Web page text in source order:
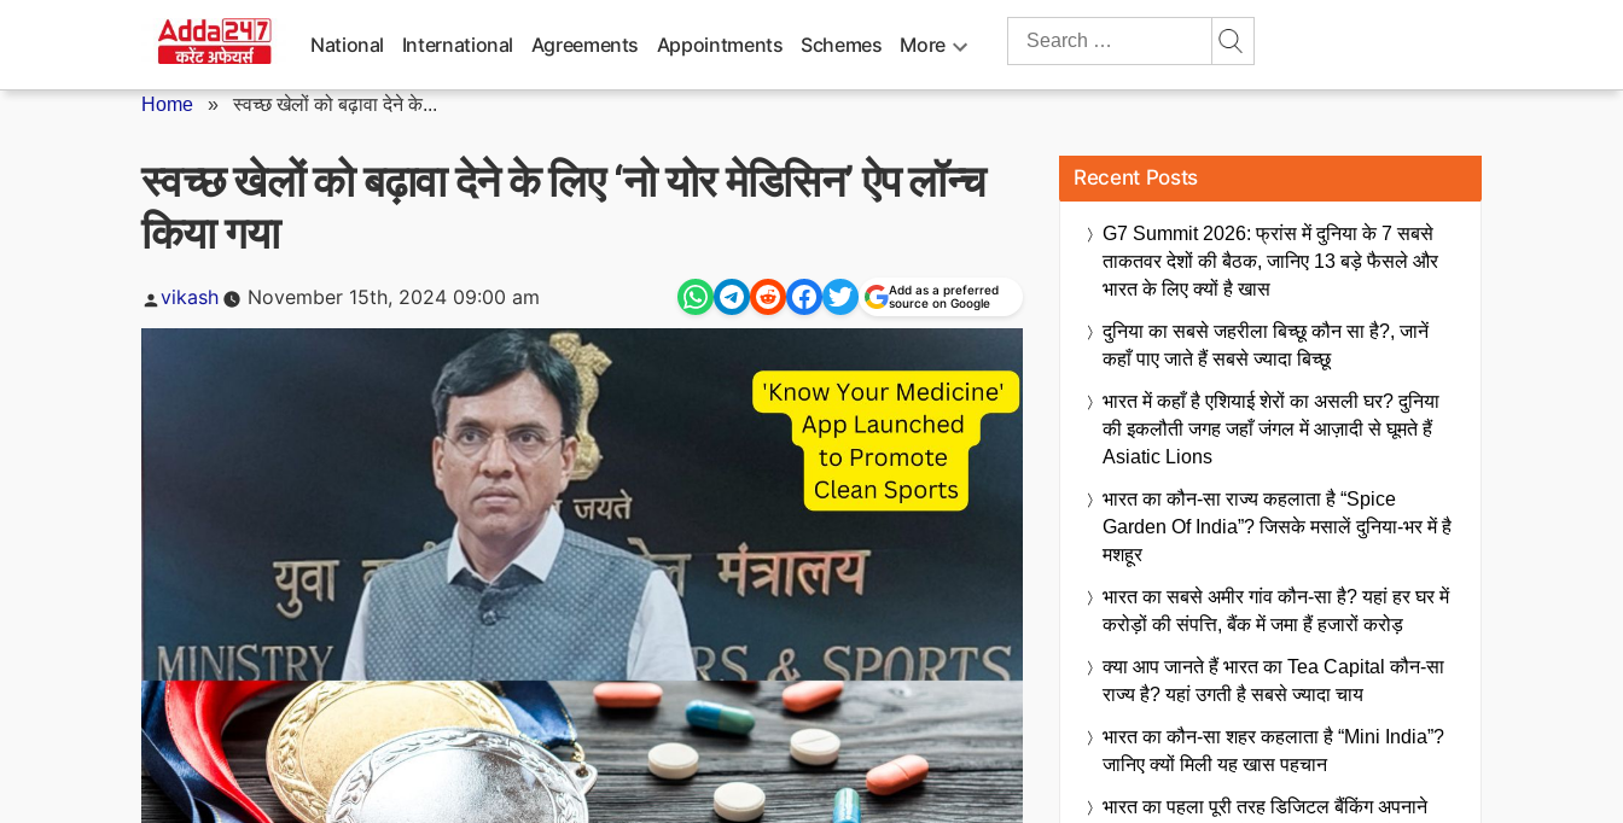
National International Agreements Appointments Schemes More
Search
Home »स्वच्छ खेलों को बढ़ावा देने के...
स्वच्छ खेलों को बढ़ावा देने के लिए ‘नो योर मेडिसिन’ ऐप लॉन्च
किया गया
Posted
vikash November 15th, 2024 09:00 am
Add as a preferred
source on Google
Recent Posts
G7 Summit 2026: फ्रांस में दुनिया के 7 सबसे
ताकतवर देशों की बैठक, जानिए 13 बड़े फैसले और
भारत के लिए क्यों है खास
दुनिया का सबसे जहरीला बिच्छू कौन सा है?, जानें
कहाँ पाए जाते हैं सबसे ज्यादा बिच्छू
भारत में कहाँ है एशियाई शेरों का असली घर? दुनिया
की इकलौती जगह जहाँ जंगल में आज़ादी से घूमते हैं
Asiatic Lions
भारत का कौन-सा राज्य कहलाता है “Spice
Garden Of India”? जिसके मसालें दुनिया-भर में है
मशहूर
भारत का सबसे अमीर गांव कौन-सा है? यहां हर घर में
करोड़ों की संपत्ति, बैंक में जमा हैं हजारों करोड़
क्या आप जानते हैं भारत का Tea Capital कौन-सा
राज्य है? यहां उगती है सबसे ज्यादा चाय
भारत का कौन-सा शहर कहलाता है “Mini India”?
जानिए क्यों मिली यह खास पहचान
भारत का पहला पूरी तरह डिजिटल बैंकिंग अपनाने